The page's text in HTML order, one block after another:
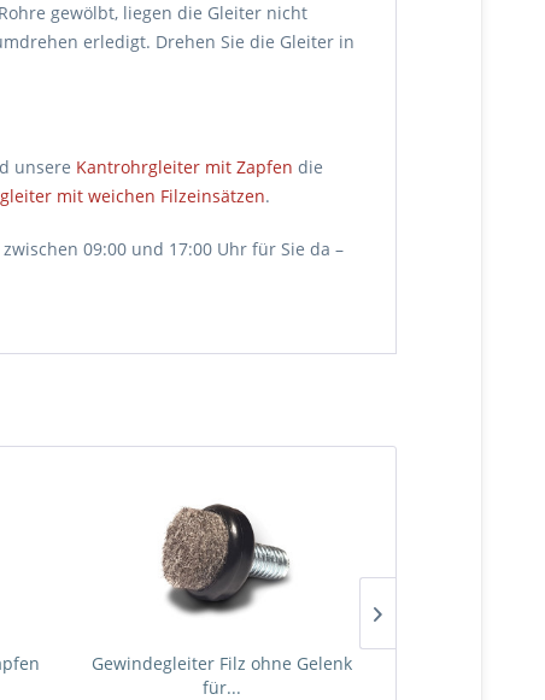
gewölbt, liegen die Gleiter nicht
erledigt. Drehen Sie die Gleiter in
unsere Kantrohrgleiter mit Zapfen die
mit weichen Filzeinsätzen.
09:00 und 17:00 Uhr für Sie da –
Gewindegleiter Filz ohne Gelenk
für...